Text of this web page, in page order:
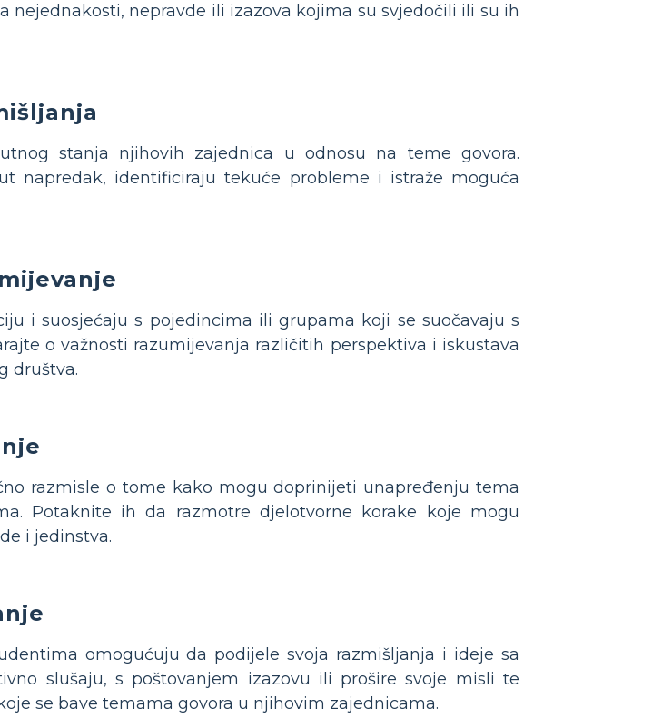
nejednakosti, nepravde ili izazova kojima su svjedočili ili su ih
stanja njihovih zajednica u odnosu na teme govora.
napredak, identificiraju tekuće probleme i istraže moguća
i suosjećaju s pojedincima ili grupama koji se suočavaju s
o važnosti razumijevanja različitih perspektiva i iskustava
društva.
razmisle o tome kako mogu doprinijeti unapređenju tema
Potaknite ih da razmotre djelotvorne korake koje mogu
i jedinstva.
omogućuju da podijele svoja razmišljanja i ideje sa
slušaju, s poštovanjem izazovu ili prošire svoje misli te
se bave temama govora u njihovim zajednicama.